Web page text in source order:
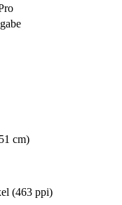
cm)
(463 ppi)